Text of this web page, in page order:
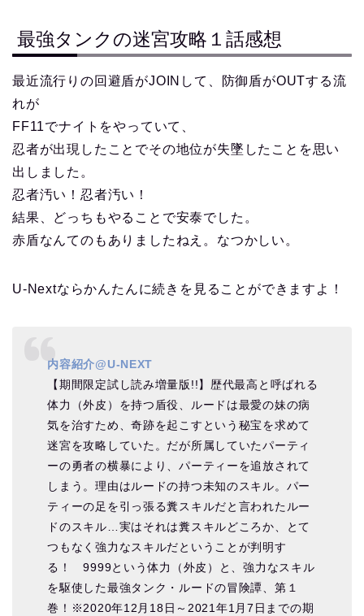
最強タンクの迷宮攻略１話感想
最近流行りの回避盾がJOINして、防御盾がOUTする流
れが
FF11でナイトをやっていて、
忍者が出現したことでその地位が失墜したことを思い
出しました。
忍者汚い！忍者汚い！
結果、どっちもやることで安泰でした。
赤盾なんてのもありましたねえ。なつかしい。
U-Nextならかんたんに続きを見ることができますよ！
内容紹介@U-NEXT
【期間限定試し読み増量版!!】歴代最高と呼ばれる
体力（外皮）を持つ盾役、ルードは最愛の妹の病
気を治すため、奇跡を起こすという秘宝を求めて
迷宮を攻略していた。だが所属していたパーティ
ーの勇者の横暴により、パーティーを追放されて
しまう。理由はルードの持つ未知のスキル。パー
ティーの足を引っ張る糞スキルだと言われたルー
ドのスキル…実はそれは糞スキルどころか、とて
つもなく強力なスキルだということが判明す
る！ 9999という体力（外皮）と、強力なスキル
を駆使した最強タンク・ルードの冒険譚、第１
巻！※2020年12月18日～2021年1月7日までの期